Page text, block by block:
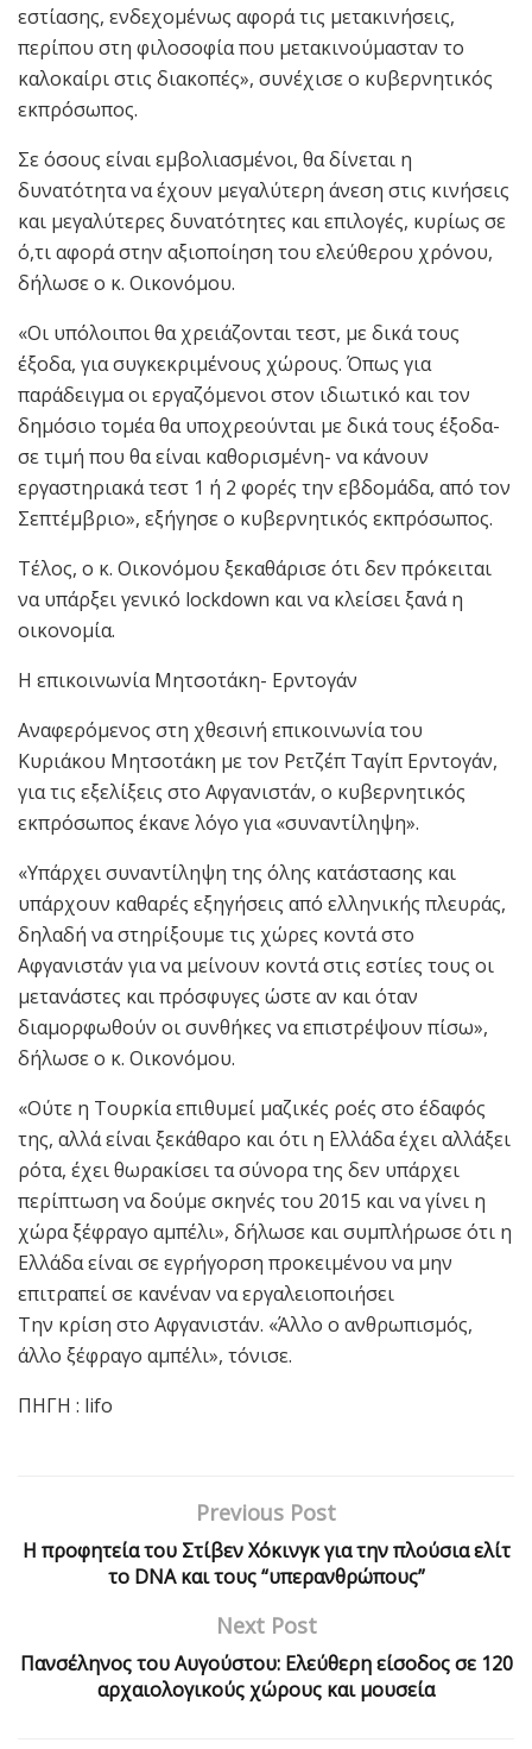
εστίασης, ενδεχομένως αφορά τις μετακινήσεις,
περίπου στη φιλοσοφία που μετακινούμασταν το
καλοκαίρι στις διακοπές», συνέχισε ο κυβερνητικός
εκπρόσωπος.
Σε όσους είναι εμβολιασμένοι, θα δίνεται η
δυνατότητα να έχουν μεγαλύτερη άνεση στις κινήσεις
και μεγαλύτερες δυνατότητες και επιλογές, κυρίως σε
ό,τι αφορά στην αξιοποίηση του ελεύθερου χρόνου,
δήλωσε ο κ. Οικονόμου.
«Οι υπόλοιποι θα χρειάζονται τεστ, με δικά τους
έξοδα, για συγκεκριμένους χώρους. Όπως για
παράδειγμα οι εργαζόμενοι στον ιδιωτικό και τον
δημόσιο τομέα θα υποχρεούνται με δικά τους έξοδα-
σε τιμή που θα είναι καθορισμένη- να κάνουν
εργαστηριακά τεστ 1 ή 2 φορές την εβδομάδα, από τον
Σεπτέμβριο», εξήγησε ο κυβερνητικός εκπρόσωπος.
Τέλος, ο κ. Οικονόμου ξεκαθάρισε ότι δεν πρόκειται
να υπάρξει γενικό lockdown και να κλείσει ξανά η
οικονομία.
Η επικοινωνία Μητσοτάκη- Ερντογάν
Αναφερόμενος στη χθεσινή επικοινωνία του
Κυριάκου Μητσοτάκη με τον Ρετζέπ Ταγίπ Ερντογάν,
για τις εξελίξεις στο Αφγανιστάν, ο κυβερνητικός
εκπρόσωπος έκανε λόγο για «συναντίληψη».
«Υπάρχει συναντίληψη της όλης κατάστασης και
υπάρχουν καθαρές εξηγήσεις από ελληνικής πλευράς,
δηλαδή να στηρίξουμε τις χώρες κοντά στο
Αφγανιστάν για να μείνουν κοντά στις εστίες τους οι
μετανάστες και πρόσφυγες ώστε αν και όταν
διαμορφωθούν οι συνθήκες να επιστρέψουν πίσω»,
δήλωσε ο κ. Οικονόμου.
«Ούτε η Τουρκία επιθυμεί μαζικές ροές στο έδαφός
της, αλλά είναι ξεκάθαρο και ότι η Ελλάδα έχει αλλάξει
ρότα, έχει θωρακίσει τα σύνορα της δεν υπάρχει
περίπτωση να δούμε σκηνές του 2015 και να γίνει η
χώρα ξέφραγο αμπέλι», δήλωσε και συμπλήρωσε ότι η
Ελλάδα είναι σε εγρήγορση προκειμένου να μην
επιτραπεί σε κανέναν να εργαλειοποιήσει
Tην κρίση στο Αφγανιστάν. «Άλλο ο ανθρωπισμός,
άλλο ξέφραγο αμπέλι», τόνισε.
ΠΗΓΗ : lifo
Previous Post
Η προφητεία του Στίβεν Χόκινγκ για την πλούσια ελίτ
το DNA και τους “υπερανθρώπους”
Next Post
Πανσέληνος του Αυγούστου: Ελεύθερη είσοδος σε 120
αρχαιολογικούς χώρους και μουσεία